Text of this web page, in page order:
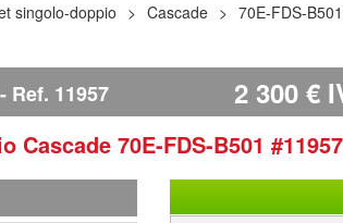
singolo-doppio Cascade 70E-FDS-B501
Ref. 11957 2 300 €
Cascade 70E-FDS-B501 #11957